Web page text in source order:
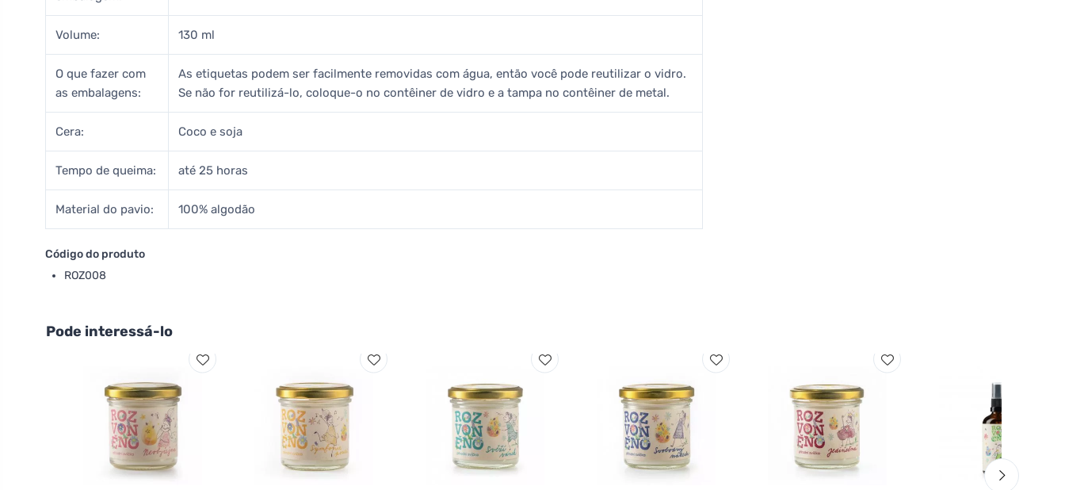
Volume: 130 ml
O que fazer com
as embalagens:
As etiquetas podem ser facilmente removidas com água, então você pode reutilizar o vidro.
Se não for reutilizá-lo, coloque-o no contêiner de vidro e a tampa no contêiner de metal.
Cera: Coco e soja
Tempo de queima: até 25 horas
Material do pavio: 100% algodão
Código do produto
ROZ008
Pode interessá-lo